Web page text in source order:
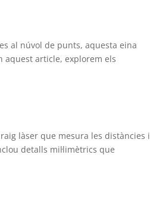
al núvol de punts, aquesta eina
article, explorem els
làser que mesura les distàncies i
detalls mil·limètrics que